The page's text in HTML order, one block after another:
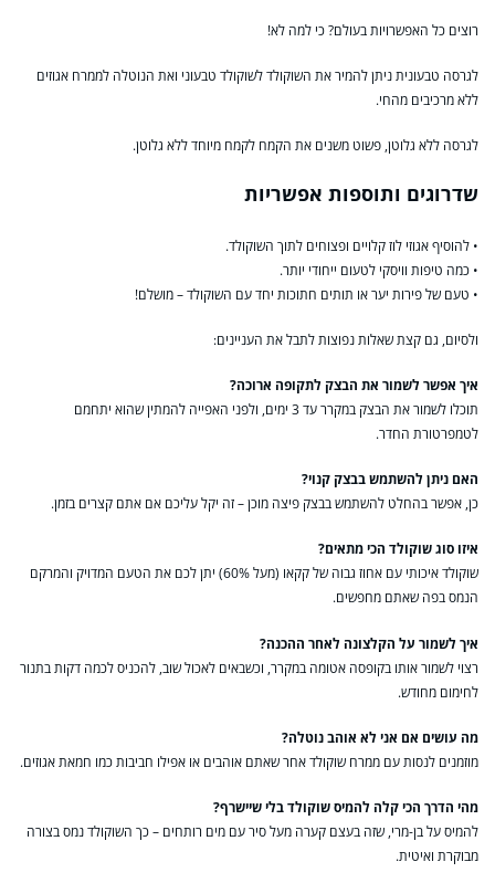
רוצים כל האפשרויות בעולם? כי למה לא!
לגרסה טבעונית ניתן להמיר את השוקולד לשוקולד טבעוני ואת הנוטלה לממרח אגוזים
ללא מרכיבים מהחי.
לגרסה ללא גלוטן, פשוט משנים את הקמח לקמח מיוחד ללא גלוטן.
שדרוגים ותוספות אפשריות
• להוסיף אגוזי לוז קלויים ופצוחים לתוך השוקולד.
• כמה טיפות וויסקי לטעום ייחודי יותר.
• טעם של פירות יער או תותים חתוכות יחד עם השוקולד – מושלם!
ולסיום, גם קצת שאלות נפוצות לתבל את העניינים:
איך אפשר לשמור את הבצק לתקופה ארוכה?
תוכלו לשמור את הבצק במקרר עד 3 ימים, ולפני האפייה להמתין שהוא יתחמם
לטמפרטורת החדר.
האם ניתן להשתמש בבצק קנוי?
כן, אפשר בהחלט להשתמש בבצק פיצה מוכן – זה יקל עליכם אם אתם קצרים בזמן.
איזו סוג שוקולד הכי מתאים?
שוקולד איכותי עם אחוז גבוה של קקאו (מעל 60%) יתן לכם את הטעם המדויק והמרקם
הנמס בפה שאתם מחפשים.
איך לשמור על הקלצונה לאחר ההכנה?
רצוי לשמור אותו בקופסה אטומה במקרר, וכשבאים לאכול שוב, להכניס לכמה דקות בתנור
לחימום מחודש.
מה עושים אם אני לא אוהב נוטלה?
מוזמנים לנסות עם ממרח שוקולד אחר שאתם אוהבים או אפילו חביבות כמו חמאת אגוזים.
מהי הדרך הכי קלה להמיס שוקולד בלי שיישרף?
להמיס על בן-מרי, שזה בעצם קערה מעל סיר עם מים רותחים – כך השוקולד נמס בצורה
מבוקרת ואיטית.